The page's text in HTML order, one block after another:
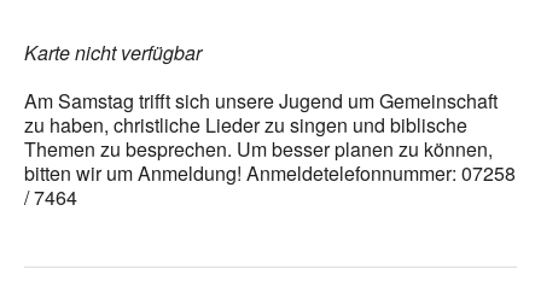
Karte nicht verfügbar
Am Samstag trifft sich unsere Jugend um Gemeinschaft
zu haben, christliche Lieder zu singen und biblische
Themen zu besprechen. Um besser planen zu können,
bitten wir um Anmeldung! Anmeldetelefonnummer: 07258
/ 7464